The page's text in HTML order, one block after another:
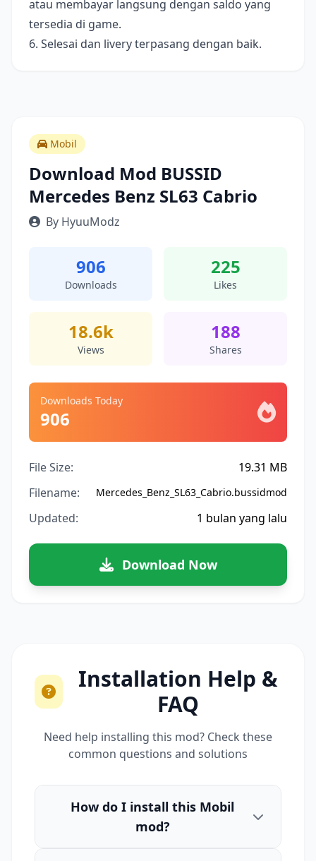
atau membayar langsung dengan saldo yang
tersedia di game.
6. Selesai dan livery terpasang dengan baik.
Mobil
Download Mod BUSSID
Mercedes Benz SL63 Cabrio
By HyuuModz
906
Downloads
225
Likes
18.6k
Views
188
Shares
Downloads Today
906
File Size:
19.31 MB
Filename:
Mercedes_Benz_SL63_Cabrio.bussidmod
Updated: 1 bulan yang lalu
Download Now
Installation Help &
FAQ
Need help installing this mod? Check these
common questions and solutions
How do I install this Mobil
mod?